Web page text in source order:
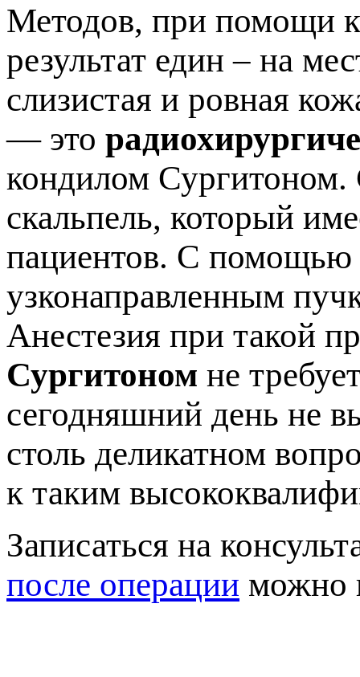
Методов, при помощи
результат един – на
слизистая и ровная
— это
кондилом Сургитоном.
скальпель, который
ациентов. С помощью
узконаправленным
Анестезия при такой
Сургитоном не
сегодняшний день не
столь деликатном
к таким
Записаться на
осле операции можно